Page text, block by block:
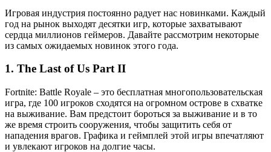
Игровая индустрия постоянно радует нас новинками. Каждый
год на рынок выходят десятки игр, которые захватывают
сердца миллионов геймеров. Давайте рассмотрим некоторые
из самых ожидаемых новинок этого года.
1. The Last of Us Part II
Fortnite: Battle Royale – это бесплатная многопользовательская
игра, где 100 игроков сходятся на огромном острове в схватке
на выживание. Вам предстоит бороться за выживание и в то
же время строить сооружения, чтобы защитить себя от
нападения врагов. Графика и геймплей этой игры впечатляют
и увлекают игроков на долгие часы.